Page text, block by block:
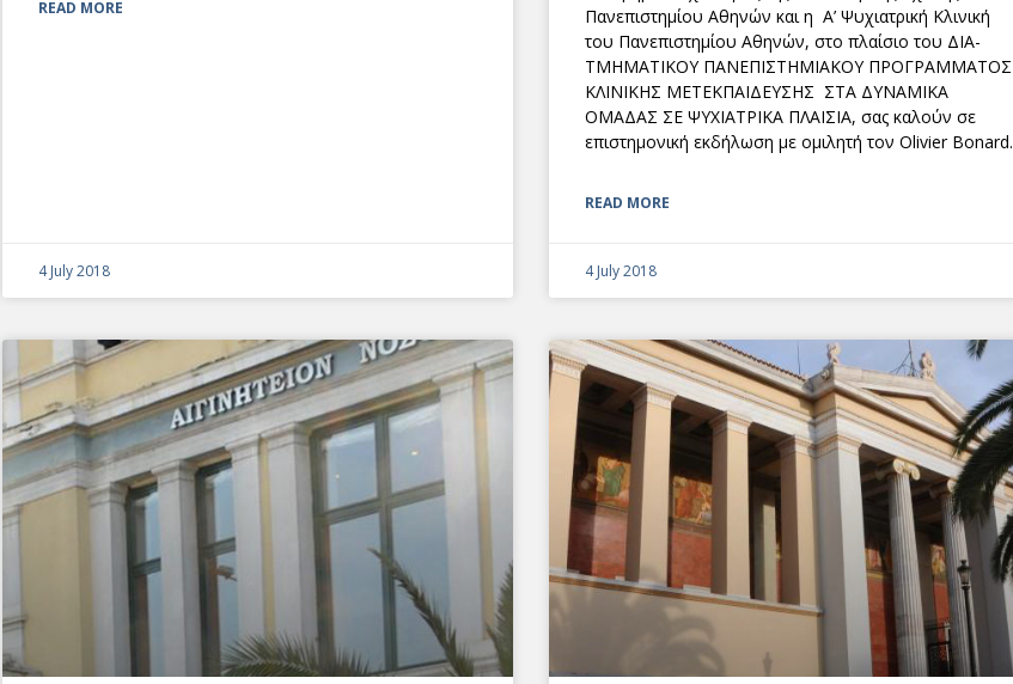
READ MORE
4 July 2018
Πανεπιστημίου Αθηνών και η Α’ Ψυχιατρική Κλινική
του Πανεπιστημίου Αθηνών, στο πλαίσιο του ΔΙΑ-
ΤΜΗΜΑΤΙΚΟΥ ΠΑΝΕΠΙΣΤΗΜΙΑΚΟΥ ΠΡΟΓΡΑΜΜΑΤΟΣ
ΚΛΙΝΙΚΗΣ ΜΕΤΕΚΠΑΙΔΕΥΣΗΣ ΣΤΑ ΔΥΝΑΜΙΚΑ
ΟΜΑΔΑΣ ΣΕ ΨΥΧΙΑΤΡΙΚΑ ΠΛΑΙΣΙΑ, σας καλούν σε
επιστημονική εκδήλωση με ομιλητή τον Olivier Bonard.
READ MORE
4 July 2018